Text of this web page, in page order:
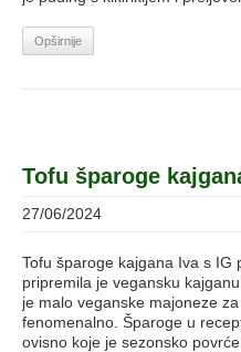
Opširnije
Tofu šparoge
27/06/2024
Tofu šparoge kajgana Iva s IG
pripremila je vegansku
je malo veganske majoneze
fenomenalno. Šparoge u
ovisno koje je sezonsko